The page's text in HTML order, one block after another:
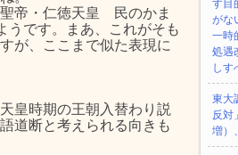
帝・仁徳天皇 民のかま
うです。まあ、これがそも
が、ここまで似た表現に
皇時期の王朝入替わり説
道断と考えられる向きも
す目
がな
一時
処遇
しす
東大
反対
増）